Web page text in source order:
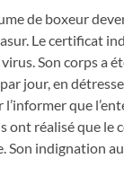
de boxeur
Le certificat
Son corps a
jour, en
que
ont réalisé que
Son indignation